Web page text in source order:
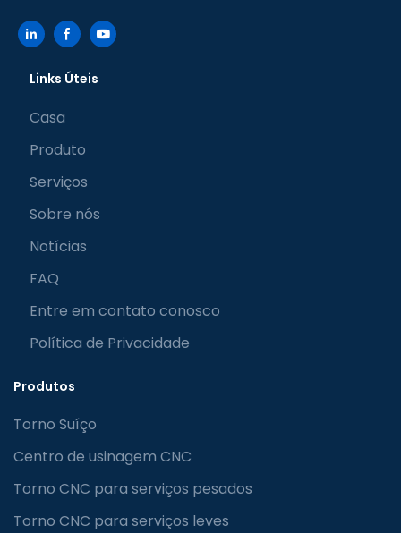
Links Úteis
Casa
Produto
Serviços
Sobre nós
Notícias
FAQ
Entre em contato conosco
Política de Privacidade
Produtos
Torno Suíço
Centro de usinagem CNC
Torno CNC para serviços pesados
Torno CNC para serviços leves